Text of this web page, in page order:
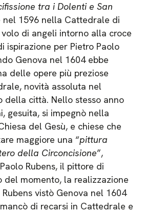
tra i Dolenti e San
nel 1596 nella Cattedrale di
volo di angeli intorno alla croce
ispirazione per Pietro Paolo
Genova nel 1604 ebbe
delle opere più preziose
novità assoluta nel
della città. Nello stesso anno
gesuita, si impegnò nella
del Gesù, e chiese che
maggiore una “pittura
della Circoncisione”,
Rubens, il pittore di
del momento, la realizzazione
vistò Genova nel 1604
di recarsi in Cattedrale e